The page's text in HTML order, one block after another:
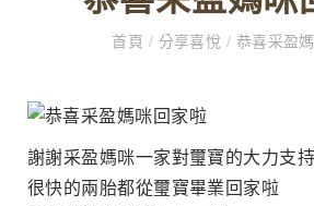
首頁 / 分享喜悅 / 恭喜采盈
謝謝采盈媽咪一家對璽寶的大力支持
很快的兩胎都從璽寶畢業回家啦